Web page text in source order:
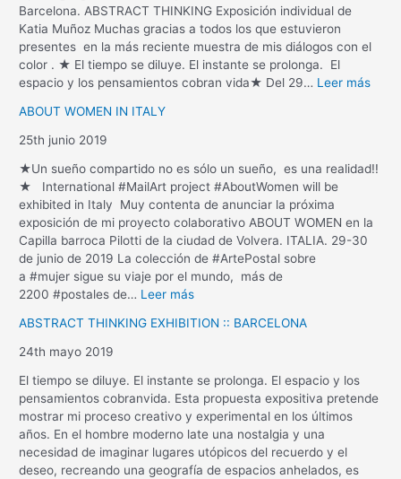
Barcelona. ABSTRACT THINKING Exposición individual de
Katia Muñoz Muchas gracias a todos los que estuvieron
presentes en la más reciente muestra de mis diálogos con el
color . ★ El tiempo se diluye. El instante se prolonga. El
espacio y los pensamientos cobran vida★ Del 29… Leer más
ABOUT WOMEN IN ITALY
25th junio 2019
★Un sueño compartido no es sólo un sueño, es una realidad!!
★ International #MailArt project #AboutWomen will be
exhibited in Italy Muy contenta de anunciar la próxima
exposición de mi proyecto colaborativo ABOUT WOMEN en la
Capilla barroca Pilotti de la ciudad de Volvera. ITALIA. 29-30
de junio de 2019 La colección de #ArtePostal sobre
a #mujer sigue su viaje por el mundo, más de
2200 #postales de… Leer más
ABSTRACT THINKING EXHIBITION :: BARCELONA
24th mayo 2019
El tiempo se diluye. El instante se prolonga. El espacio y los
pensamientos cobranvida. Esta propuesta expositiva pretende
mostrar mi proceso creativo y experimental en los últimos
años. En el hombre moderno late una nostalgia y una
necesidad de imaginar lugares utópicos del recuerdo y el
deseo, recreando una geografía de espacios anhelados, es